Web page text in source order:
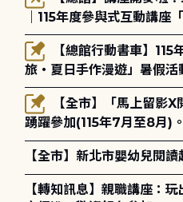
｜115年度參與式互動講座
場！
旅・夏日手作漫遊」暑假
報名
踴躍參加(115年7月至8月)。
【全市】新北市嬰幼兒閱
【轉知訊息】親職講座：